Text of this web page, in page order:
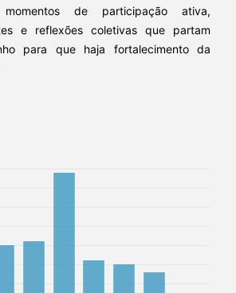
de participação ativa,
e reflexões coletivas que partam
para que haja fortalecimento da